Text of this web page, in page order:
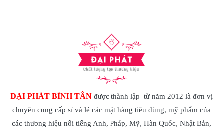
ĐẠI PHÁT BÌNH TÂN được thành lập từ năm 2012 là đơn vị
chuyên cung cấp sỉ và lẻ các mặt hàng tiêu dùng, mỹ phẩm của
các thương hiệu nổi tiếng Anh, Pháp, Mỹ, Hàn Quốc, Nhật Bản,